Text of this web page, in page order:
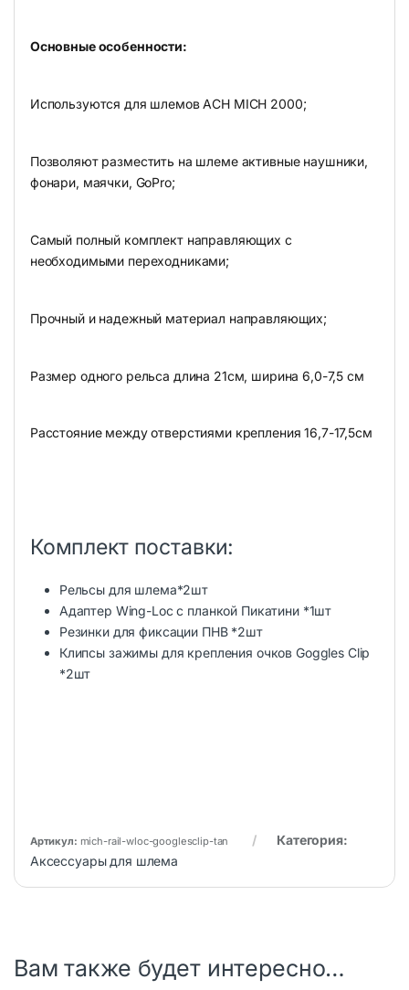
Основные особенности:
Используются для шлемов ACH MICH 2000;
Позволяют разместить на шлеме активные наушники,
фонари, маячки, GoPro;
Самый полный комплект направляющих с
необходимыми переходниками;
Прочный и надежный материал направляющих;
Размер одного рельса длина 21см, ширина 6,0-7,5 см
Расстояние между отверстиями крепления 16,7-17,5см
Комплект поставки:
Рельсы для шлема*2шт
Адаптер Wing-Loc с планкой Пикатини *1шт
Резинки для фиксации ПНВ *2шт
Клипсы зажимы для крепления очков Goggles Clip
*2шт
Артикул: mich-rail-wloc-googlesclip-tan
Категория:
Аксессуары для шлема
Вам также будет интересно…